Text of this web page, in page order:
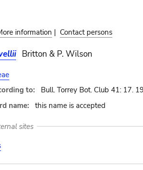
information | Contact persons
Britton & P. Wilson
to:
Bull. Torrey Bot. Club 41: 17.
name:
this name is accepted
sites